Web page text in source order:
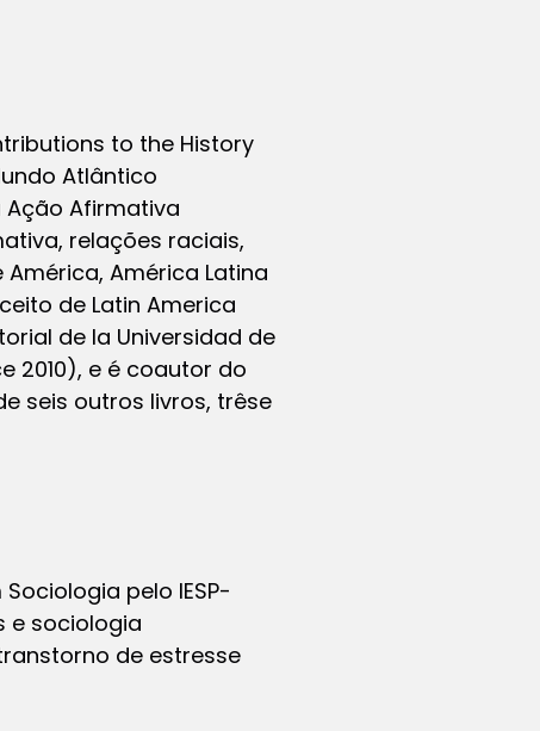
to the History
Atlântico
Afirmativa
relações raciais,
América Latina
de Latin America
de la Universidad de
2010), e é coautor do
seis outros livros, trêse
pelo IESP-
e sociologia
de estresse